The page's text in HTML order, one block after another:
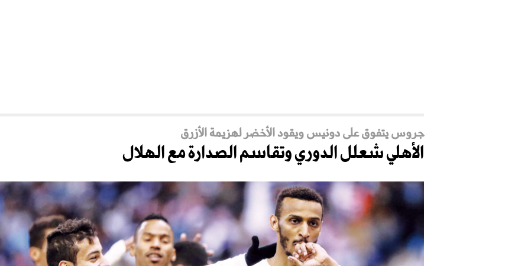
جروس يتفوق على دونيس ويقود الأخضر لهزيمة الأزرق
الأهلي شعلل الدوري وتقاسم الصدارة مع الهلال